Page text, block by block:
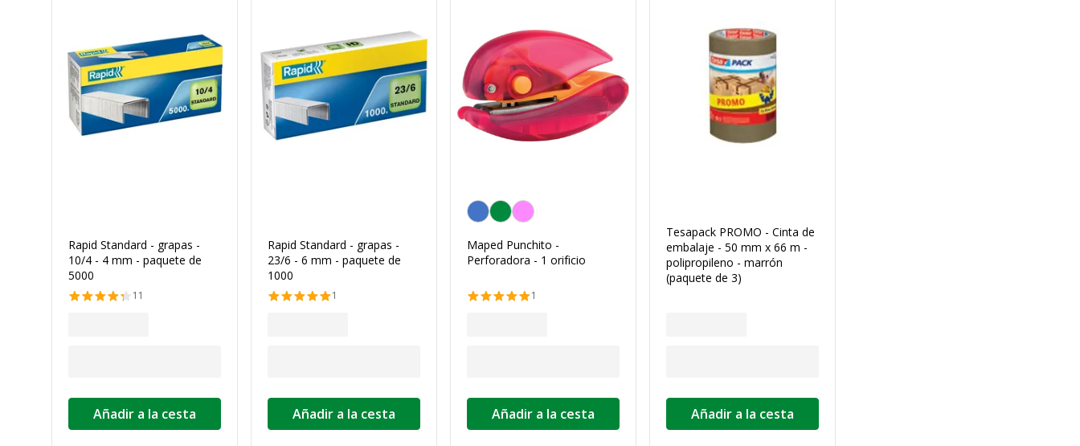
Rapid Standard - grapas -
10/4 - 4 mm - paquete de
5000
11
Añadir a la cesta
Rapid Standard - grapas -
23/6 - 6 mm - paquete de
1000
1
Añadir a la cesta
Personalización del color
Maped Punchito -
Perforadora - 1 orificio
1
Añadir a la cesta
Tesapack PROMO - Cinta de
embalaje - 50 mm x 66 m -
polipropileno - marrón
(paquete de 3)
Añadir a la cesta